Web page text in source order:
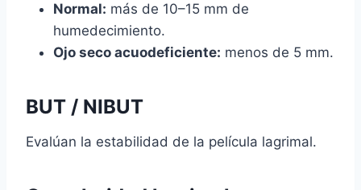
Normal: más de 10–15 mm de
humedecimiento.
Ojo seco acuodeficiente: menos de 5 mm.
BUT / NIBUT
Evalúan la estabilidad de la película lagrimal.